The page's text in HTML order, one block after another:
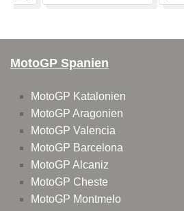
MotoGP Spanien
MotoGP Katalonien
MotoGP Aragonien
MotoGP Valencia
MotoGP Barcelona
MotoGP Alcaniz
MotoGP Cheste
MotoGP Montmelo